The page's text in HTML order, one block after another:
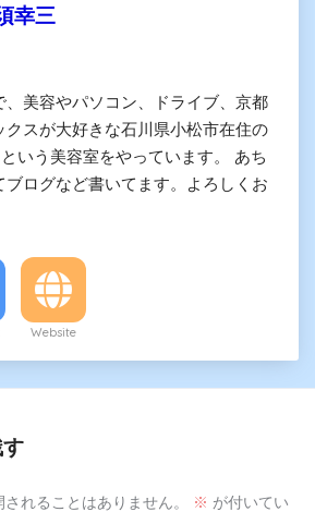
幸三
、美容やパソコン、ドライブ、京都
スが大好きな石川県小松市在住の
いう美容室をやっています。 あち
ブログなど書いてます。よろしくお
Website
れることはありません。 ※ が付いてい